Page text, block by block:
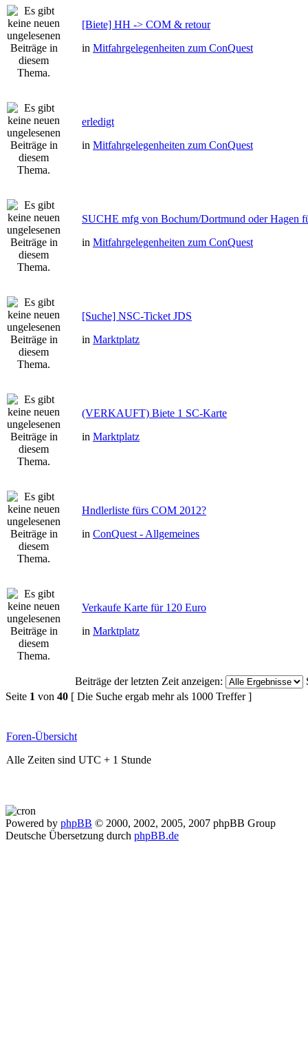
[Biete] HH -> COM & retour
in Mitfahrgelegenheiten zum ConQuest
erledigt
in Mitfahrgelegenheiten zum ConQuest
SUCHE mfg von Bochum/Dortmund oder Hagen
in Mitfahrgelegenheiten zum ConQuest
[Suche] NSC-Ticket JDS
in Marktplatz
(VERKAUFT) Biete 1 SC-Karte
in Marktplatz
Hndlerliste fürs COM 2012?
in ConQuest - Allgemeines
Verkaufe Karte für 120 Euro
in Marktplatz
Beiträge der letzten Zeit anzeigen:
Seite 1 von 40 [ Die Suche ergab mehr als 1000 Treffer ]
Foren-Übersicht
Alle Zeiten sind UTC + 1 Stunde
Powered by phpBB © 2000, 2002, 2005, 2007 phpBB Group
Deutsche Übersetzung durch phpBB.de